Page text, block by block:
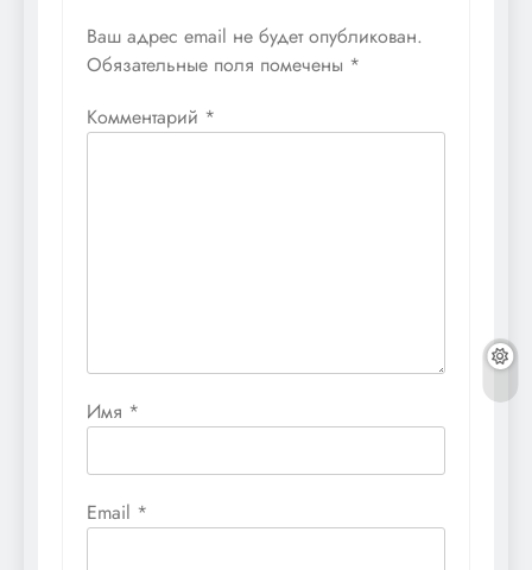
Ваш адрес email не будет опубликован.
Обязательные поля помечены *
Комментарий *
Имя *
Email *